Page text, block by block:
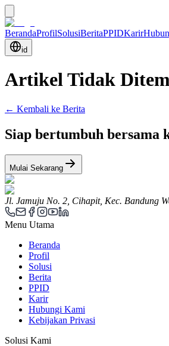
BerandaProfilSolusiBeritaPPIDKarir
id
Artikel Tidak
← Kembali ke Berita
Siap bertumbuh bersama
Mulai Sekarang
Jl. Jamuju No. 2, Cihapit, Kec. Bandung
Menu Utama
Beranda
Profil
Solusi
Berita
PPID
Karir
Hubungi Kami
Kebijakan Privasi
Solusi Kami